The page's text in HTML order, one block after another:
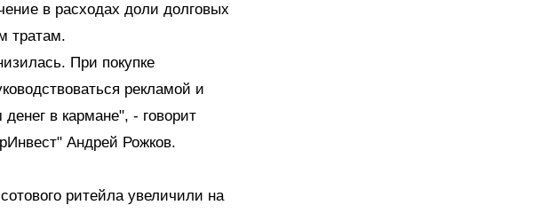
в расходах доли долговых
тратам.
При покупке
рекламой и
в кармане", - говорит
Андрей Рожков.
ритейла увеличили на